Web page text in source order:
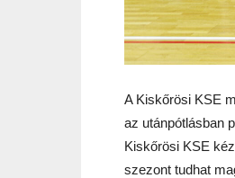
A Kiskőrösi KSE
az utánpótlásban
Kiskőrösi KSE
szezont tudhat